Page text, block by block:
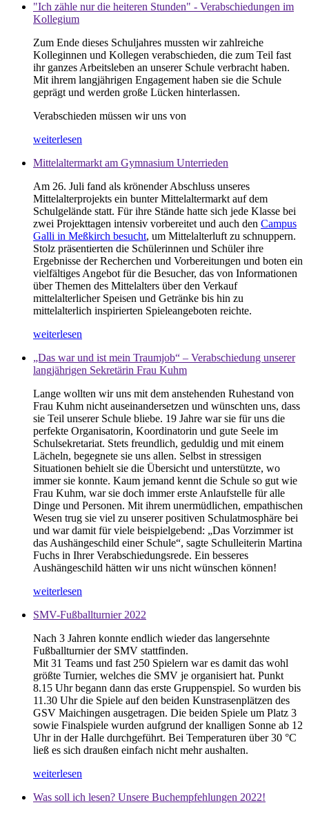
"Ich zähle nur die heiteren Stunden" - Verabschiedungen im
Kollegium
Zum Ende dieses Schuljahres mussten wir zahlreiche
Kolleginnen und Kollegen verabschieden, die zum Teil fast
ihr ganzes Arbeitsleben an unserer Schule verbracht haben.
Mit ihrem langjährigen Engagement haben sie die Schule
geprägt und werden große Lücken hinterlassen.
Verabschieden müssen wir uns von
weiterlesen
Mittelaltermarkt am Gymnasium Unterrieden
Am 26. Juli fand als krönender Abschluss unseres
Mittelalterprojekts ein bunter Mittelaltermarkt auf dem
Schulgelände statt. Für ihre Stände hatte sich jede Klasse bei
zwei Projekttagen intensiv vorbereitet und auch den Campus
Galli in Meßkirch besucht, um Mittelalterluft zu schnuppern.
Stolz präsentierten die Schülerinnen und Schüler ihre
Ergebnisse der Recherchen und Vorbereitungen und boten ein
vielfältiges Angebot für die Besucher, das von Informationen
über Themen des Mittelalters über den Verkauf
mittelalterlicher Speisen und Getränke bis hin zu
mittelalterlich inspirierten Spieleangeboten reichte.
weiterlesen
„Das war und ist mein Traumjob“ – Verabschiedung unserer
langjährigen Sekretärin Frau Kuhm
Lange wollten wir uns mit dem anstehenden Ruhestand von
Frau Kuhm nicht auseinandersetzen und wünschten uns, dass
sie Teil unserer Schule bliebe. 19 Jahre war sie für uns die
perfekte Organisatorin, Koordinatorin und gute Seele im
Schulsekretariat. Stets freundlich, geduldig und mit einem
Lächeln, begegnete sie uns allen. Selbst in stressigen
Situationen behielt sie die Übersicht und unterstützte, wo
immer sie konnte. Kaum jemand kennt die Schule so gut wie
Frau Kuhm, war sie doch immer erste Anlaufstelle für alle
Dinge und Personen. Mit ihrem unermüdlichen, empathischen
Wesen trug sie viel zu unserer positiven Schulatmosphäre bei
und war damit für viele beispielgebend: „Das Vorzimmer ist
das Aushängeschild einer Schule“, sagte Schulleiterin Martina
Fuchs in Ihrer Verabschiedungsrede. Ein besseres
Aushängeschild hätten wir uns nicht wünschen können!
weiterlesen
SMV-Fußballturnier 2022
Nach 3 Jahren konnte endlich wieder das langersehnte
Fußballturnier der SMV stattfinden.
Mit 31 Teams und fast 250 Spielern war es damit das wohl
größte Turnier, welches die SMV je organisiert hat. Punkt
8.15 Uhr begann dann das erste Gruppenspiel. So wurden bis
11.30 Uhr die Spiele auf den beiden Kunstrasenplätzen des
GSV Maichingen ausgetragen. Die beiden Spiele um Platz 3
sowie Finalspiele wurden aufgrund der knalligen Sonne ab 12
Uhr in der Halle durchgeführt. Bei Temperaturen über 30 °C
ließ es sich draußen einfach nicht mehr aushalten.
weiterlesen
Was soll ich lesen? Unsere Buchempfehlungen 2022!